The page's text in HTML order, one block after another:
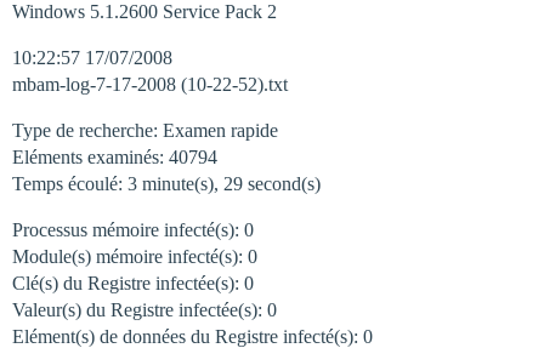
Windows 5.1.2600 Service Pack 2
10:22:57 17/07/2008
mbam-log-7-17-2008 (10-22-52).txt
Type de recherche: Examen rapide
Eléments examinés: 40794
Temps écoulé: 3 minute(s), 29 second(s)
Processus mémoire infecté(s): 0
Module(s) mémoire infecté(s): 0
Clé(s) du Registre infectée(s): 0
Valeur(s) du Registre infectée(s): 0
Elément(s) de données du Registre infecté(s): 0